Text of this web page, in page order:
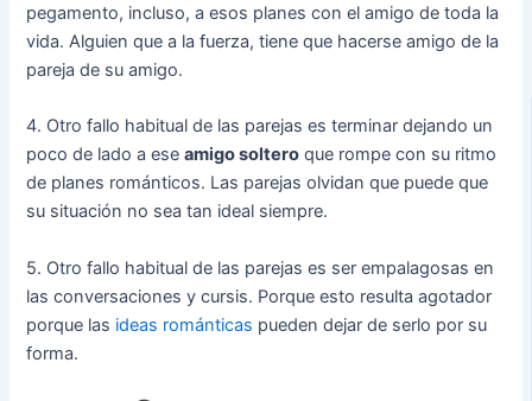
pegamento, incluso, a esos planes con el amigo de toda la
vida. Alguien que a la fuerza, tiene que hacerse amigo de la
pareja de su amigo.
4. Otro fallo habitual de las parejas es terminar dejando un
poco de lado a eseamigo soltero que rompe con su ritmo
de planes románticos. Las parejas olvidan que puede que
su situación no sea tan ideal siempre.
5. Otro fallo habitual de las parejas es ser empalagosas en
las conversaciones y cursis. Porque esto resulta agotador
porque las ideas románticas pueden dejar de serlo por su
forma.